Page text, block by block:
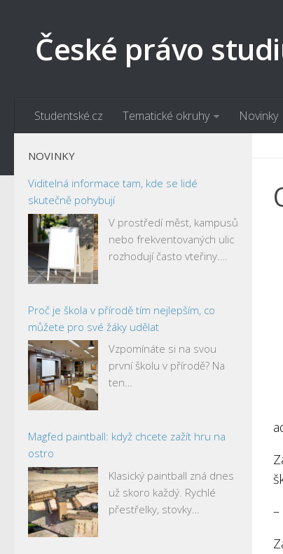
České právo
Studentské.cz Tematické okruhy Novinky
NOVINKY
Viditelná informace tam, kde se lidé
skutečně pohybují
V prostředí měst, kampusů
nebo frekventovaných ulic
rozhodují často vteřiny.…
Proč je škola v přírodě tím nejlepším, co
můžete pro své žáky udělat
Vzpomínáte si na svou
první školu v přírodě? Na
ten…
Magfed paintball: když chcete zažít hru na
ostro
Klasický paintball zná dnes
už skoro každý. Rychlé
přestřelky, stovky…